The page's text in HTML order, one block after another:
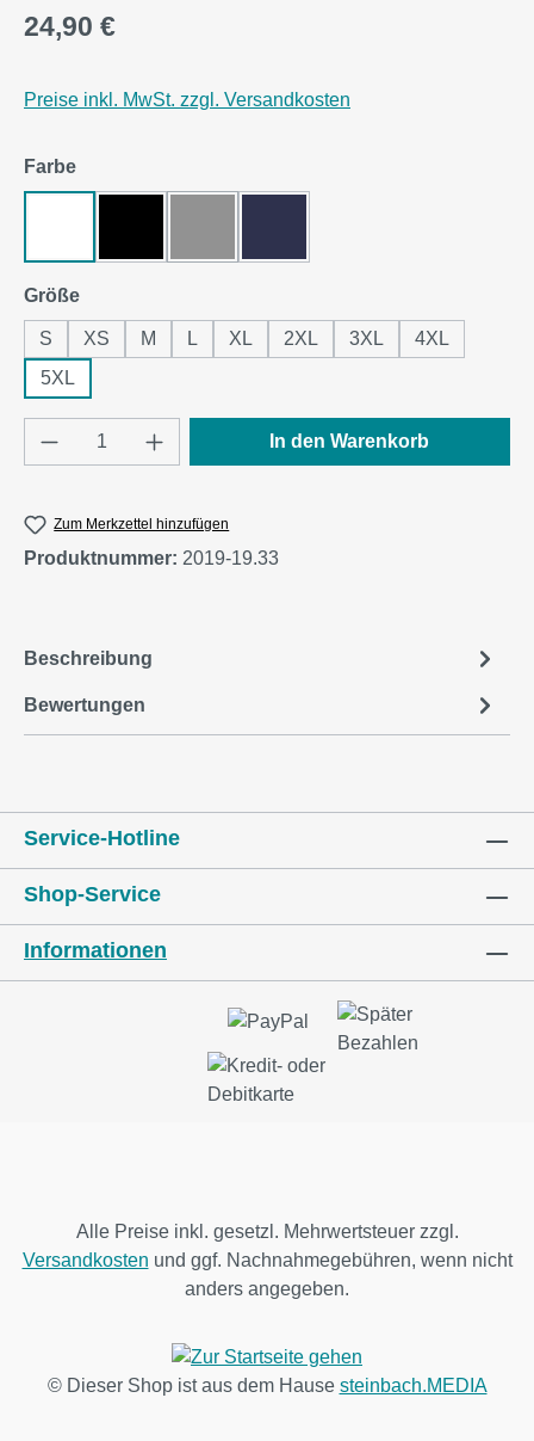
24,90 €
Preise inkl. MwSt. zzgl. Versandkosten
Farbeauswählen
Größeauswählen
S XS M L XL 2XL 3XL
4XL
5XL
Produkt Anzahl: Gib den gewünschten
In den Warenkorb
Zum Merkzettel hinzufügen
Produktnummer: 2019-19.33
Beschreibung
Bewertungen
Service-Hotline
Shop-Service
Informationen
Alle Preise inkl. gesetzl. Mehrwertsteuer zzgl.
Versandkosten und ggf. Nachnahmegebühren, wenn nicht
anders angegeben.
© Dieser Shop ist aus dem Hause steinbach.MEDIA